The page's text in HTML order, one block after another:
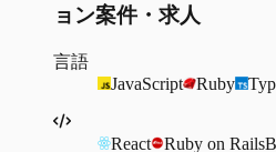
ョン案件・求人
言語
JavaScript
Ruby
React Ruby on Rails